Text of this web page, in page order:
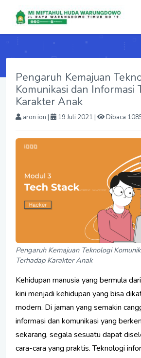
Pengaruh Kemajuan
Komunikasi dan Informasi
Karakter Anak
aron ion | 19 Juli 2021 | Dibaca
Pengaruh Kemajuan Teknologi
Terhadap Karakter Anak
Kehidupan manusia yang bermula
kini menjadi kehidupan yang bisa
modern. Di jaman yang semakin
informasi dan komunikasi yang
sekarang, segala sesuatu dapat
cara-cara yang praktis. Teknologi